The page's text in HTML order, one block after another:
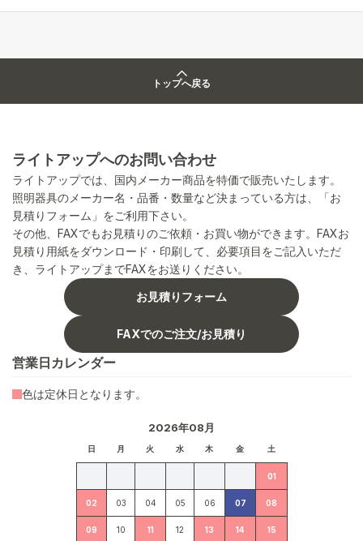
トップへ戻る
ライトアップへのお問い合わせ
ライトアップでは、国内メーカー商品を特価で販売いたします。
照明器具のメーカー名・品番・数量など決まっている方は、「お
見積りフォーム」をご利用下さい。
その他、FAXでもお見積りのご依頼・お買い物ができます。FAXお
見積り用紙をダウンロード・印刷して、必要項目をご記入いただ
き、ライトアップまでFAXをお送りください。
お見積りフォーム
FAXでのご注文/お見積り
営業日カレンダー
2026年08月
日 月 火 水 木 金 土
01
02 03 04 05 06 07 08
09 10 11 12 13 14 15
色は定休日となります。